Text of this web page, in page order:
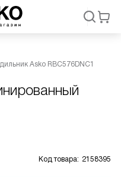
Asko RBC576DNC1
Код товара: 2158395